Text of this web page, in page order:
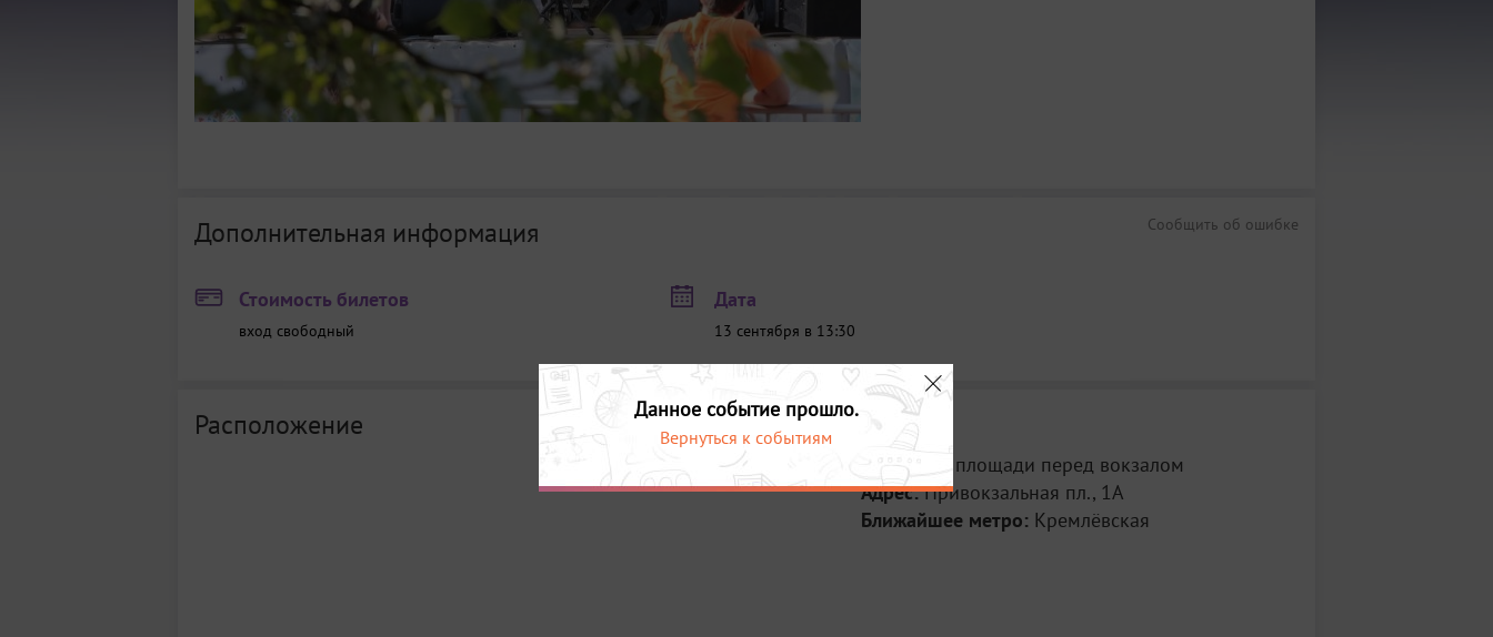
Сообщить об ошибке
Дополнительная информация
Стоимость билетов
вход свободный
Дата
13 сентября в 13:30
Расположение
Место:
На площади перед вокзалом
Адрес:Привокзальная пл., 1A
Ближайшее метро: Кремлёвская
Данное событие прошло.
Вернуться к событиям